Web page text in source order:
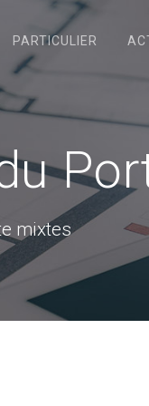
PARTICULIER
mixtes